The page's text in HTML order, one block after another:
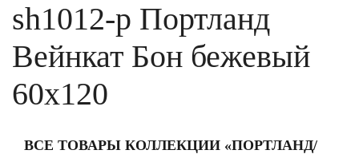
sh1012-p Портланд
Вейнкат Бон бежевый
60x120
ВСЕ ТОВАРЫ КОЛЛЕКЦИИ «ПОРТЛАНД/